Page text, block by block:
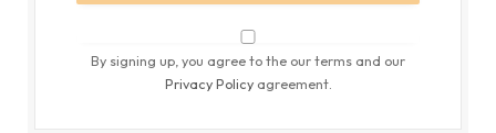
By signing up, you agree to the our terms and our
Privacy Policyagreement.